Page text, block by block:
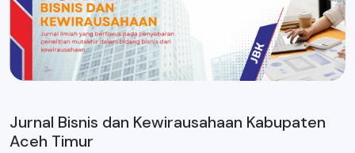
Jurnal Bisnis dan Kewirausahaan Kabupaten
Aceh Timur